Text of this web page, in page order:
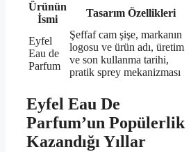
Ürünün
İsmi
Tasarım Özellikleri
Eyfel
Eau de
Parfum
Şeffaf cam şişe, markanın
logosu ve ürün adı, üretim
ve son kullanma tarihi,
pratik sprey mekanizması
Eyfel Eau De
Parfum’un Popülerlik
Kazandığı Yıllar